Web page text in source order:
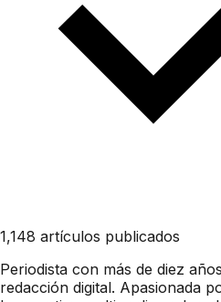
1,148 artículos publicados
Periodista con más de diez
redacción digital. Apasionada